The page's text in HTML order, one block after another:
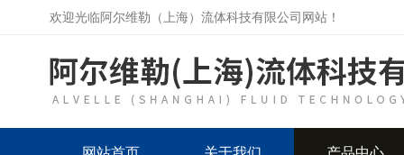
欢迎光临阿尔维勒（上海）流体科技有限公司网站！